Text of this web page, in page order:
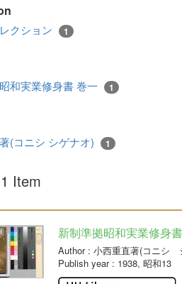
クション 1
和実業修身書 巻一 1
(コニシ シゲナオ) 1
Item
新制準拠昭和実業修身
Author: 小西重直著(コニシ
Publish year: 1938, 昭和13